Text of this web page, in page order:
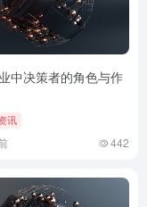
中决策者的角色与作
讯
442